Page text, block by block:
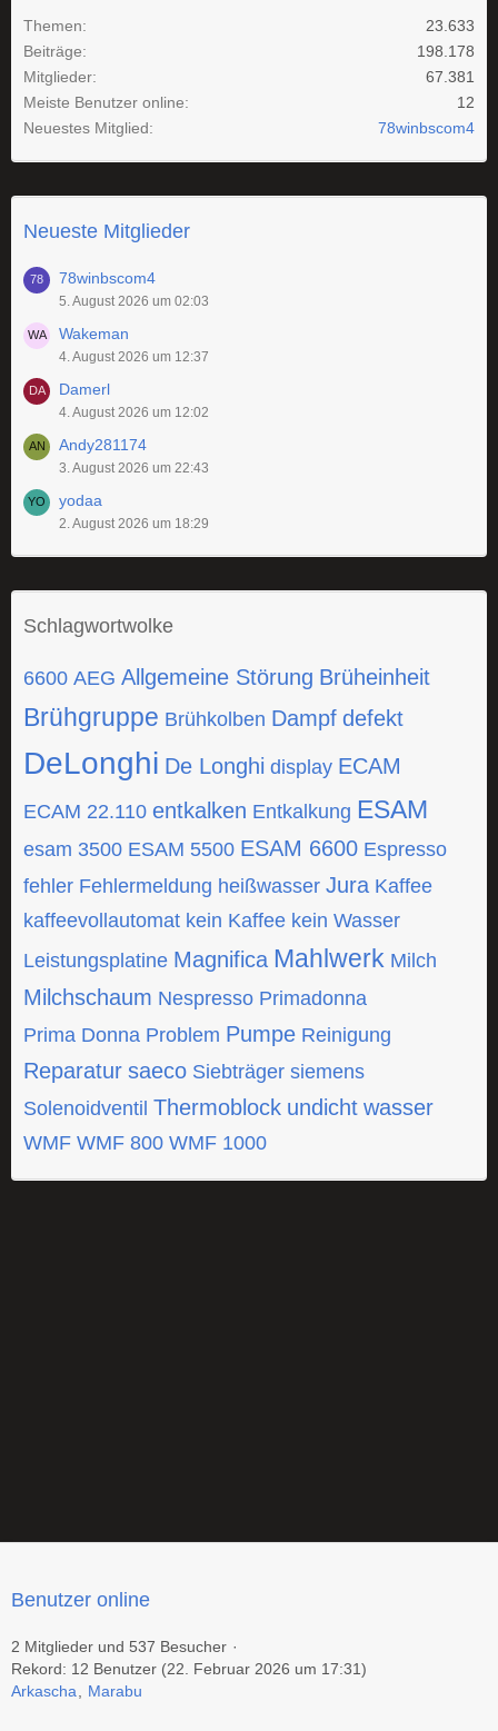
Themen
23.633
Beiträge
198.178
Mitglieder
67.381
Meiste Benutzer online
12
Neuestes Mitglied
78winbscom4
Neueste Mitglieder
78winbscom4
5. August 2026 um 02:03
Wakeman
4. August 2026 um 12:37
Damerl
4. August 2026 um 12:02
Andy281174
3. August 2026 um 22:43
yodaa
2. August 2026 um 18:29
Schlagwortwolke
6600 AEG Allgemeine Störung Brüheinheit
Brühgruppe Brühkolben Dampf defekt
DeLonghi De Longhi display ECAM
ECAM 22.110 entkalken Entkalkung ESAM
esam 3500 ESAM 5500 ESAM 6600 Espresso
fehler Fehlermeldung heißwasser Jura Kaffee
kaffeevollautomat kein Kaffee kein Wasser
Leistungsplatine Magnifica Mahlwerk Milch
Milchschaum Nespresso Primadonna
Prima Donna Problem Pumpe Reinigung
Reparatur saeco Siebträger siemens
Solenoidventil Thermoblock undicht wasser
WMF WMF 800 WMF 1000
Benutzer online
2 Mitglieder und 537 Besucher
Rekord: 12 Benutzer (22. Februar 2026 um 17:31)
Arkascha
Marabu